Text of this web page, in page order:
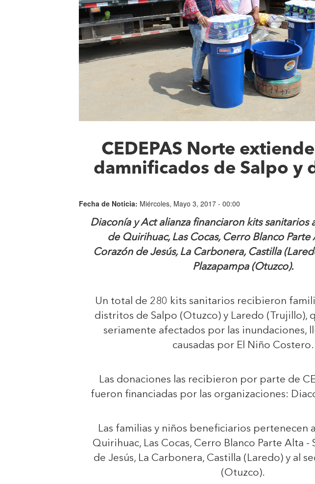
CEDEPAS Norte
damnificados de Salpo y
Fecha de Noticia: Miércoles, Mayo 3, 2017 - 00:00
Diaconía y Act alianza financiaron kits sanitarios
de Quirihuac, Las Cocas, Cerro Blanco Parte
Corazón de Jesús, La Carbonera, Castilla
Plazapampa (Otuzco).
Un total de 280 kits sanitarios recibieron
distritos de Salpo (Otuzco) y Laredo (Trujillo),
seriamente afectados por las inundaciones,
causadas por El Niño Costero.
Las donaciones las recibieron por parte de
fueron financiadas por las organizaciones:
Las familias y niños beneficiarios pertenecen
Quirihuac, Las Cocas, Cerro Blanco Parte Alta -
de Jesús, La Carbonera, Castilla (Laredo) y al
(Otuzco).